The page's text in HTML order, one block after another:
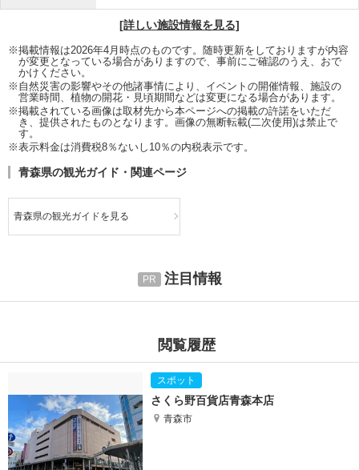
[詳しい施設情報を見る]
※掲載情報は2026年4月時点のものです。随時更新をしておりますが内容
が変更となっている場合がありますので、事前にご確認のうえ、おで
かけください。
※自然災害の影響やその他諸事情により、イベントの開催情報、施設の
営業時間、植物の開花・見頃期間などは変更になる場合があります。
※掲載されている画像は取材先から本ページへの掲載の許諾をいただ
き、提供されたものとなります。画像の無断転載(二次使用)は禁止で
す。
※表示料金は消費税8％ないし10％の内税表示です。
青森県の観光ガイド・関連ページ
青森県の観光ガイドを見る
注目情報
閲覧履歴
さくら野百貨店青森本店
青森市